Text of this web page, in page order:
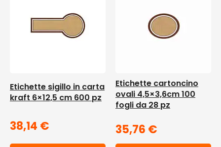
Etichette sigillo in carta
kraft 6×12,5 cm 600 pz
38,14 €
Etichette cartoncino
ovali 4,5×3,6cm 100
fogli da 28 pz
35,76 €